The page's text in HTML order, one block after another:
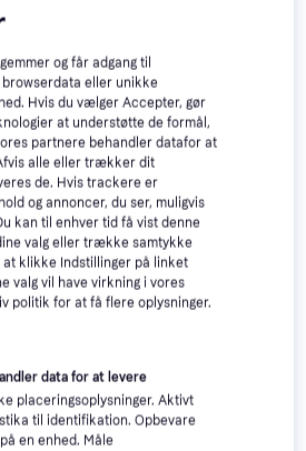
Britax Kidfix Pro Space Black
1 butik
og får adgang til
browserdata eller unikke
Hvis du vælger Accepter, gør
at understøtte de formål,
partnere behandler datafor at
alle eller trækker dit
de. Hvis trackere er
og annoncer, du ser, muligvis
kan til enhver tid få vist denne
valg eller trække samtykke
at klikke Indstillinger på linket
valg vil have virkning i vores
politik for at få flere oplysninger.
data for at levere
placeringsoplysninger. Aktivt
til identifikation. Opbevare
en enhed. Måle